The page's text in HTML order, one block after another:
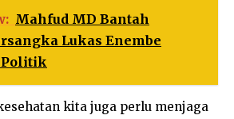
Mahfud MD Bantah
Lukas Enembe
kita juga perlu menjaga